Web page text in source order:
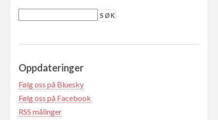
Oppdateringer
Følg oss på Bluesky
Følg oss på Facebook
RSS målinger